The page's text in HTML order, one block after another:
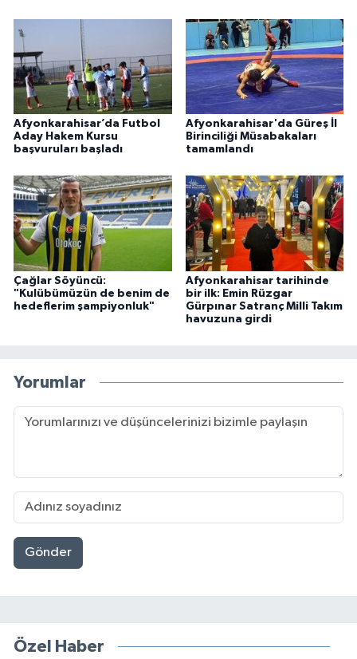
Afyonkarahisar’da Futbol
Aday Hakem Kursu
başvuruları başladı
Afyonkarahisar'da Güreş İl
Birinciliği Müsabakaları
tamamlandı
Çağlar Söyüncü:
"Kulübümüzün de benim de
hedeflerim şampiyonluk"
Afyonkarahisar tarihinde
bir ilk: Emin Rüzgar
Gürpınar Satranç Milli Takım
havuzuna girdi
Yorumlar
Gönder
Özel Haber